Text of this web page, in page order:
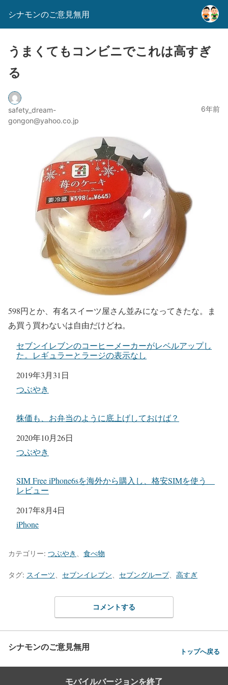
シナモンのご意見無用
うまくてもコンビニでこれは高すぎ
る
safety_dream-
gongon@yahoo.co.jp
6年前
598円とか、有名スイーツ屋さん並みになってきたな。ま
あ買う買わないは自由だけどね。
セブンイレブンのコーヒーメーカーがレベルアップし
た。レギュラーとラージの表示なし
日付
2019年3月31日
関連理由
つぶやき
株価も、お弁当のように底上げしておけば？
日付
2020年10月26日
関連理由
つぶやき
SIM Free iPhone6sを海外から購入し、格安SIMを使う
レビュー
日付
2017年8月4日
関連理由
iPhone
カテゴリー: つぶやき 食べ物
タグ: スイーツ セブンイレブン セブングループ、 高すぎ
コメントする
シナモンのご意見無用 トップへ戻る
モバイルバージョンを終了